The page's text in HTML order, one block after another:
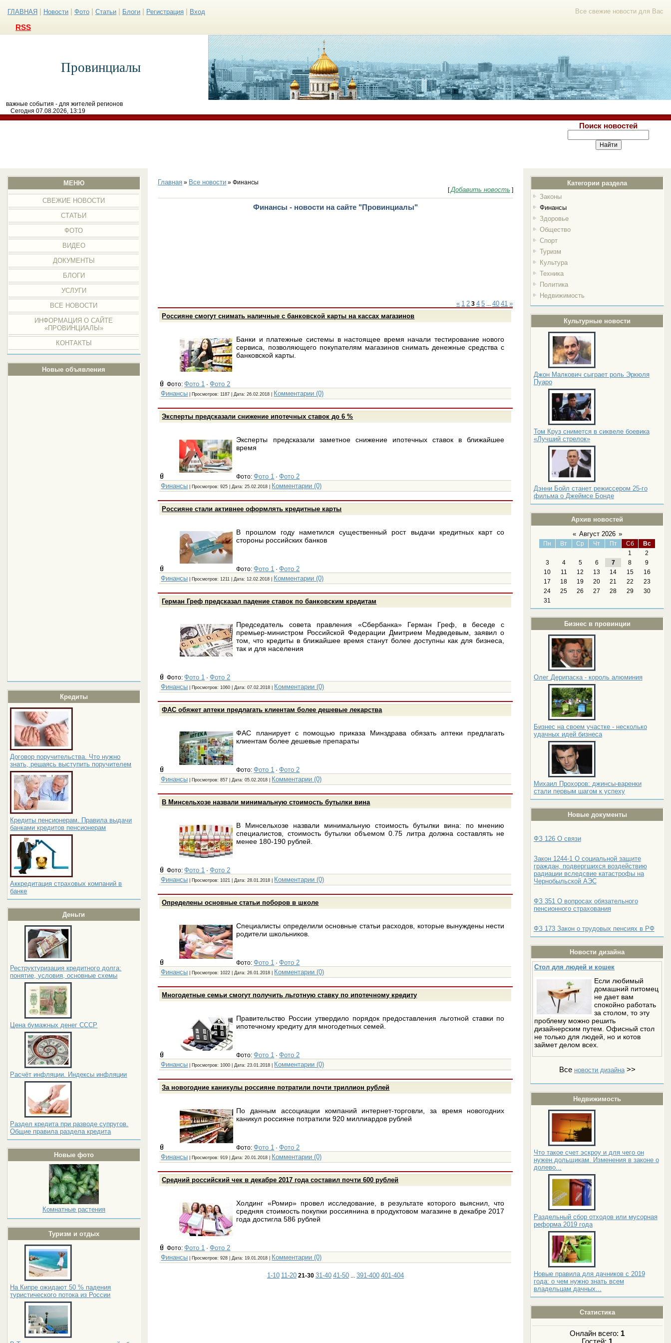
Все свежие новости для Вас
ГЛАВНАЯ Новости Фото Статьи Блоги Регистрация Вход
RSS
Провинциалы
важные события - для жителей регионов
Сегодня 07.08.2026, 13:19
Поиск новостей
МЕНЮ
СВЕЖИЕ НОВОСТИ
СТАТЬИ
ФОТО
ВИДЕО
ДОКУМЕНТЫ
БЛОГИ
УСЛУГИ
ВСЕ НОВОСТИ
ИНФОРМАЦИЯ О САЙТЕ
«ПРОВИНЦИАЛЫ»
КОНТАКТЫ
Новые объявления
Кредиты
Договор поручительства. Что нужно
знать, решаясь выступить поручителем
Кредиты пенсионерам. Правила выдачи
банками кредитов пенсионерам
Аккредитация страховых компаний в
банке
Деньги
Реструктуризация кредитного долга:
понятие, условия, основные схемы
Цена бумажных денег СССР
Расчёт инфляции. Индексы инфляции
Раздел кредита при разводе супругов.
Общие правила раздела кредита
Новые фото
Комнатные растения
Туризм и отдых
На Кипре ожидают 50 % падения
туристического потока из России
Категории раздела
Законы
Финансы
Здоровье
Общество
Спорт
Туризм
Культура
Техника
Политика
Недвижимость
Культурные новости
Джон Малкович сыграет роль Эркюля
Пуаро
Том Круз снимется в сиквеле боевика
«Лучший стрелок»
Дэнни Бойл станет режиссером 25-го
фильма о Джеймсе Бонде
Архив новостей
« Август 2026 »
Пн Вт Ср Чт Пт Сб
Вс
1
2
3
4 5 6 7 8
9
10
11 12 13 14 15
16
17
18 19 20 21 22
23
24
25 26 27 28 29
30
31
Бизнес в провинции
Олег Дерипаска - король алюминия
Бизнес на своем участке - несколько
удачных идей бизнеса
Михаил Прохоров: джинсы-варенки
стали первым шагом к успеху
Новые документы
ФЗ 126 О связи
Закон 1244-1 О социальной защите
граждан, подвергшихся воздействию
радиации вследсвие катастрофы на
Чернобыльской АЭС
ФЗ 351 О вопросах обязательного
пенсионного страхования
ФЗ 173 Закон о трудовых пенсиях в РФ
Новости дизайна
Стол для людей и кошек
Если любимый
домашний питомец
не дает вам
спокойно работать
за столом, то эту
проблему можно решить
дизайнерским путем. Офисный стол
не только для людей, но и котов
займет делом всех.
Все новости дизайна>>
Недвижимость
Что такое счет эскроу и для чего он
нужен дольщикам. Изменения в законе о
долево...
Раздельный сбор отходов или мусорная
реформа 2019 года
Новые правила для дачников с 2019
года: о чем нужно знать всем
владельцам дачных...
Статистика
Онлайн всего: 1
Главная » Все новости » Финансы
[Добавить новость ]
Финансы - новости на сайте "Провинциалы"
« 1 2 3 4 5 40 41 »
Россияне смогут снимать наличные с банковской карты на кассах магазинов
Банки и платежные системы в настоящее время начали тестирование нового
сервиса, позволяющего покупателям магазинов снимать денежные средства с
банковской карты.
Фото:Фото 1 ·Фото 2
Финансы | Просмотров: 1187 | Дата:26.02.2018 Комментарии (0)
Эксперты предсказали снижение ипотечных ставок до 6 %
Эксперты предсказали заметное снижение ипотечных ставок в ближайшее
время
Фото:Фото 1 ·Фото 2
Финансы | Просмотров: 925 | Дата:25.02.2018 Комментарии (0)
Россияне стали активнее оформлять кредитные карты
В прошлом году наметился существенный рост выдачи кредитных карт со
стороны российских банков
Фото:Фото 1 ·Фото 2
Финансы | Просмотров: 1211 | Дата:12.02.2018 Комментарии (0)
Герман Греф предсказал падение ставок по банковским кредитам
Председатель совета правления «Сбербанка» Герман Греф, в беседе с
премьер-министром Российской Федерации Дмитрием Медведевым, заявил о
том, что кредиты в ближайшее время станут более доступны как для бизнеса,
так и для населения
Фото:Фото 1 ·Фото 2
Финансы | Просмотров: 1060 | Дата:07.02.2018 Комментарии (0)
ФАС обяжет аптеки предлагать клиентам более дешевые лекарства
ФАС планирует с помощью приказа Минздрава обязать аптеки предлагать
клиентам более дешевые препараты
Фото:Фото 1 ·Фото 2
Финансы | Просмотров: 857 | Дата:05.02.2018 Комментарии (0)
В Минсельхозе назвали минимальную стоимость бутылки вина
В Минсельхозе назвали минимальную стоимость бутылки вина: по мнению
специалистов, стоимость бутылки объемом 0.75 литра должна составлять не
менее 180-190 рублей.
Фото:Фото 1 ·Фото 2
Финансы | Просмотров: 1021 | Дата:28.01.2018 Комментарии (0)
Определены основные статьи поборов в школе
Специалисты определили основные статьи расходов, которые вынуждены нести
родители школьников.
Фото:Фото 1 ·Фото 2
Финансы | Просмотров: 1022 | Дата:26.01.2018 Комментарии (0)
Многодетные семьи смогут получить льготную ставку по ипотечному кредиту
Правительство России утвердило порядок предоставления льготной ставки по
ипотечному кредиту для многодетных семей.
Фото:Фото 1 ·Фото 2
Финансы | Просмотров: 1000 | Дата:23.01.2018 Комментарии (0)
За новогодние каникулы россияне потратили почти триллион рублей
По данным ассоциации компаний интернет-торговли, за время новогодних
каникул россияне потратили 920 миллиардов рублей
Фото:Фото 1 ·Фото 2
Финансы | Просмотров: 919 | Дата:20.01.2018 Комментарии (0)
Средний российский чек в декабре 2017 года составил почти 600 рублей
Холдинг «Ромир» провел исследование, в результате которого выяснил, что
средняя стоимость покупки россиянина в продуктовом магазине в декабре 2017
года достигла 586 рублей
Фото:Фото 1 ·Фото 2
Финансы | Просмотров: 928 | Дата:19.01.2018 Комментарии (0)
1-10 11-20 21-30 31-40 41-50 391-400 401-404